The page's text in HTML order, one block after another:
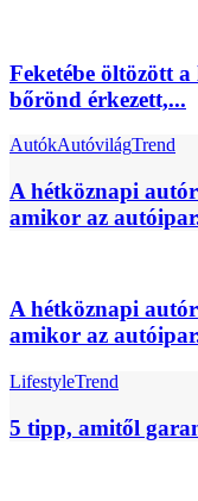
Feketébe öltözött
bőrönd érkezett,...
AutókAutóvilágTrend
A hétköznapi
amikor az
A hétköznapi
amikor az
LifestyleTrend
5 tipp, amitől